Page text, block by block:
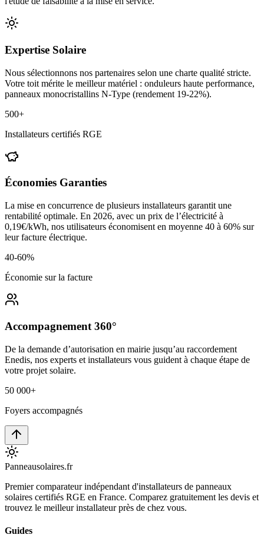
Expertise Solaire
Nous sélectionnons nos partenaires selon une charte qualité stricte.
Votre toit mérite le meilleur matériel : onduleurs haute performance,
panneaux monocristallins N-Type (rendement 19-22%).
500+
Installateurs certifiés RGE
Économies Garanties
La mise en concurrence de plusieurs installateurs garantit une
rentabilité optimale. En 2026, avec un prix de l’électricité à
0,19€/kWh, nos utilisateurs économisent en moyenne 40 à 60% sur
leur facture électrique.
40-60%
Économie sur la facture
Accompagnement 360°
De la demande d’autorisation en mairie jusqu’au raccordement
Enedis, nos experts et installateurs vous guident à chaque étape de
votre projet solaire.
50 000+
Foyers accompagnés
Panneausolaires.fr
Premier comparateur indépendant d'installateurs de panneaux
solaires certifiés RGE en France. Comparez gratuitement les devis et
trouvez le meilleur installateur près de chez vous.
Guides